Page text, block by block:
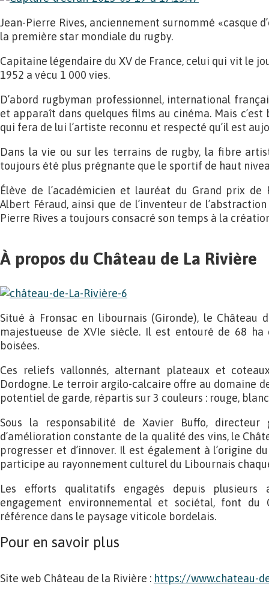
Jean-Pierre Rives, anciennement surnommé «casque
la première star mondiale du rugby.
Capitaine légendaire du XV de France, celui qui vit le
1952 a vécu 1 000 vies.
D’abord rugbyman professionnel, international
et apparaît dans quelques films au cinéma. Mais
qui fera de lui l’artiste reconnu et respecté qu’il est
Dans la vie ou sur les terrains de rugby, la fibre
toujours été plus prégnante que le sportif de haut
Élève de l’académicien et lauréat du Grand prix de
Albert Féraud, ainsi que de l’inventeur de
Pierre Rives a toujours consacré son temps à la
À propos du Château de La Rivière
Situé à Fronsac en libournais (Gironde), le Château
majestueuse de XVIe siècle. Il est entouré de 68
boisées.
Ces reliefs vallonnés, alternant plateaux et
Dordogne. Le terroir argilo-calcaire offre au domaine
potentiel de garde, répartis sur 3 couleurs : rouge,
Sous la responsabilité de Xavier Buffo, directeur
d’amélioration constante de la qualité des vins, le
progresser et d’innover. Il est également à l’origine
participe au rayonnement culturel du Libournais
Les efforts qualitatifs engagés depuis plusieurs
engagement environnemental et sociétal, font du
référence dans le paysage viticole bordelais.
Pour en savoir plus
Site web Château de la Rivière : https://www.chateau-